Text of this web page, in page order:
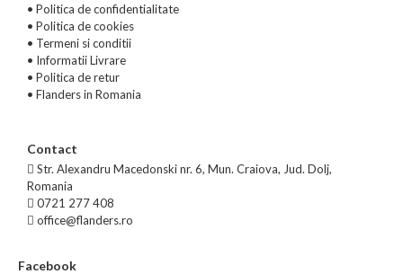
• Politica de confidentialitate
• Politica de cookies
• Termeni si conditii
• Informatii Livrare
• Politica de retur
• Flanders in Romania
Contact
Str. Alexandru Macedonski nr. 6, Mun. Craiova, Jud. Dolj,
Romania
0721 277 408
office@flanders.ro
Facebook